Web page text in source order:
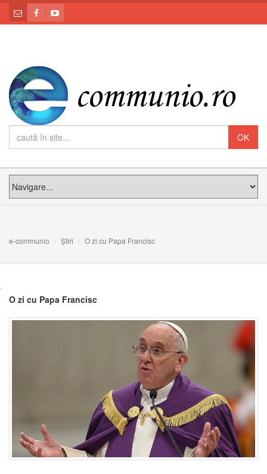
e-communio Știri O zi cu Papa Francisc
O zi cu Papa Francisc